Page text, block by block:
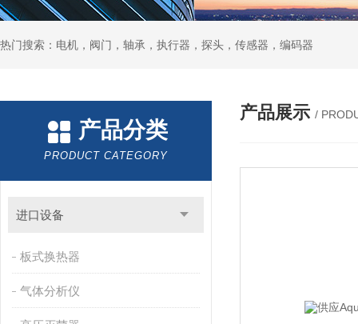
热门搜索：电机，阀门，轴承，执行器，探头，传感器，编码器
产品分类
PRODUCT CATEGORY
进口设备
板式换热器
气体分析仪
产品展示 /